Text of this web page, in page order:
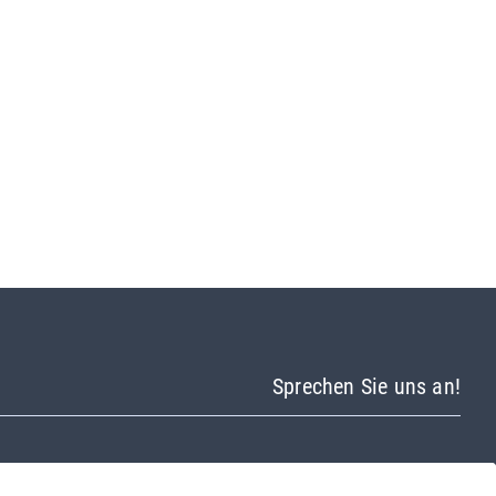
Sprechen Sie uns an!